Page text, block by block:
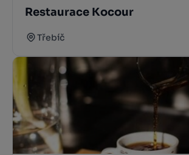
Restaurace Kocour
Třebíč